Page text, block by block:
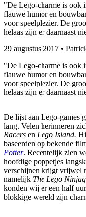
"De Lego-charme is ook
flauwe humor en
voor speelplezier. De
helaas zijn er daarnaast
29 augustus 2017 •
"De Lego-charme is ook
flauwe humor en
voor speelplezier. De
helaas zijn er daarnaast
De lijst aan Lego-games
lang. Velen herinneren
Racers en Lego Island.
baseerden op bekende
Potter. Recentelijk zien
hoofdige poppetjes
verschijnen krijgt vrijwel
namelijk The Lego
konden wij er een half
blokkige wereld zijn